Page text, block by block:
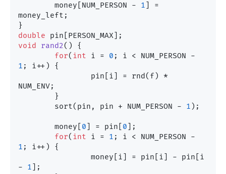
	money[NUM_PERSON -
1 ] =
money_left;
double
void
rand2()
{
for( int i = 0
1 ; i++) {
NUM_ENV;
	sort(pin, pin + NUM_PERSON -
1 );
	money[
0 ] = pin[ 0 ];
for( int i = 1
1 ; i++) {
- 1 ];